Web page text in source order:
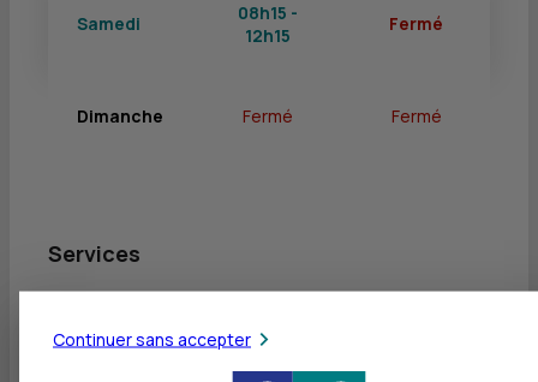
Samedi
08h15 -
12h15
Fermé
Dimanche Fermé Fermé
Services
Dépôt valorisé de billets EUR
Continuer sans accepter